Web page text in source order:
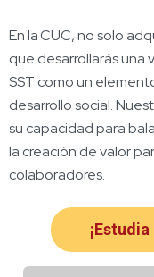
En la CUC, no solo
que desarrollarás una
SST como un
desarrollo social.
su capacidad para
la creación de valor
colaboradores.